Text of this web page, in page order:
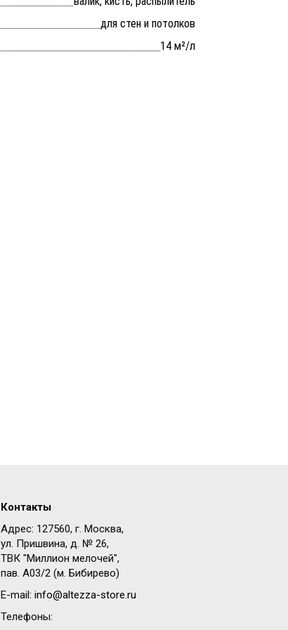
для стен и потолков
14 м²/л
Контакты
Адрес: 127560, г. Москва,
ул. Пришвина, д. № 26,
ТВК "Миллион мелочей",
пав. A03/2 (м. Бибирево)
E-mail: info@altezza-store.ru
Телефоны: